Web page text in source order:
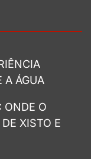
A ÁGUA
ONDE O
XISTO E